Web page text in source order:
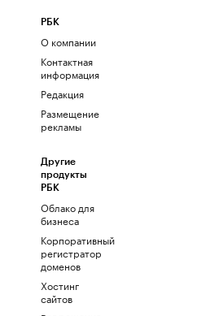
РБК
О компании
Контактная
информация
Редакция
Размещение
рекламы
Другие
продукты
РБК
Облако для
бизнеса
Корпоративный
регистратор
доменов
Хостинг
сайтов